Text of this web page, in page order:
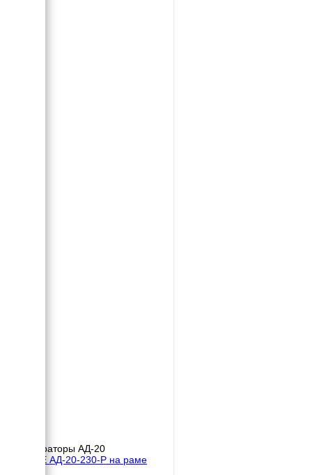
Генераторы АД-20
MVAE АД-20-230-Р на раме